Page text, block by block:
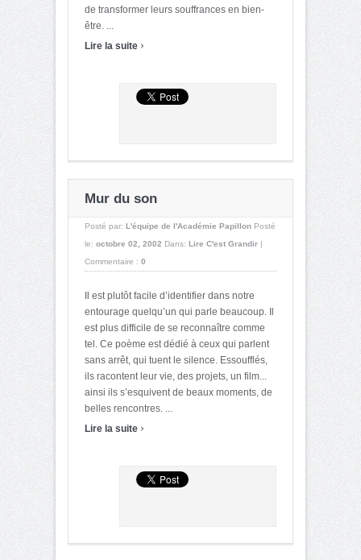
de transformer leurs souffrances en bien-
être. ...
Lire la suite ›
Mur du son
Posté par: L'équipe de l'Académie Papillon Posté
le: octobre 02, 2002 Dans: Lire C'est Grandir |
Commentaire : 0
Il est plutôt facile d’identifier dans notre
entourage quelqu’un qui parle beaucoup. Il
est plus difficile de se reconnaître comme
tel. Ce poème est dédié à ceux qui parlent
sans arrêt, qui tuent le silence. Essoufflés,
ils racontent leur vie, des projets, un film...
ainsi ils s’esquivent de beaux moments, de
belles rencontres. ...
Lire la suite ›